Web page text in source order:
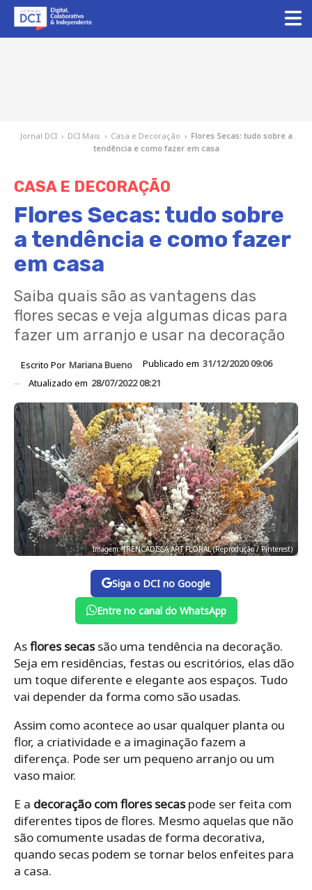
Jornal DCI › DCI Mais › Casa e Decoração › Flores Secas: tudo sobre a
tendência e como fazer em casa
CASA E DECORAÇÃO
Flores Secas: tudo sobre
a tendência e como fazer
em casa
Saiba quais são as vantagens das
flores secas e veja algumas dicas para
fazer um arranjo e usar na decoração
Escrito Por Mariana Bueno Publicado em 31/12/2020 09:06
Atualizado em 28/07/2022 08:21
Imagem: TRENCADISSA ART FLORAL (Reprodução / Pinterest)
Siga o DCI no Google
Entre no canal do WhatsApp
Asflores secassão uma tendência na decoração.
Seja em residências, festas ou escritórios, elas dão
um toque diferente e elegante aos espaços. Tudo
vai depender da forma como são usadas.
Assim como acontece ao usar qualquer planta ou
flor, a criatividade e a imaginação fazem a
diferença. Pode ser um pequeno arranjo ou um
vaso maior.
E a decoração com flores secaspode ser feita com
diferentes tipos de flores. Mesmo aquelas que não
são comumente usadas de forma decorativa,
quando secas podem se tornar belos enfeites para
a casa.